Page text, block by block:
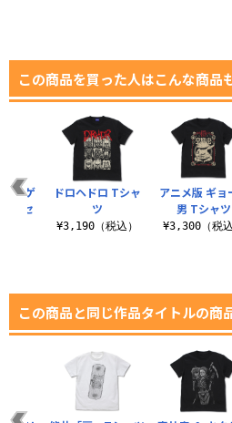
この商品を買った人はこんな商品
アニメ版 ギョ
男 Tシャツ
¥3,300（税込
ラゲ
ーセ
ドロヘドロ Tシャ
ツ
¥3,190（税込）
この商品と同じ作品タイトルの商